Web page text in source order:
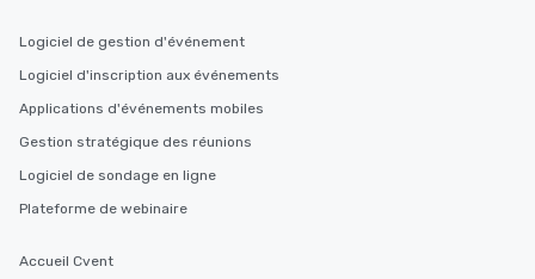
Logiciel de gestion d'événement
Logiciel d'inscription aux événements
Applications d'événements mobiles
Gestion stratégique des réunions
Logiciel de sondage en ligne
Plateforme de webinaire
Accueil Cvent